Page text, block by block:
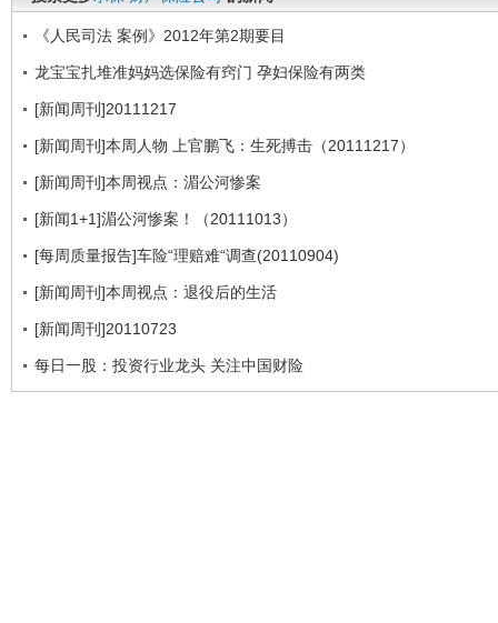
《人民司法 案例》2012年第2期要目
龙宝宝扎堆准妈妈选保险有窍门 孕妇保险有两类
[新闻周刊]20111217
[新闻周刊]本周人物 上官鹏飞：生死搏击（20111217）
[新闻周刊]本周视点：湄公河惨案
[新闻1+1]湄公河惨案！（20111013）
[每周质量报告]车险“理赔难“调查(20110904)
[新闻周刊]本周视点：退役后的生活
[新闻周刊]20110723
每日一股：投资行业龙头 关注中国财险